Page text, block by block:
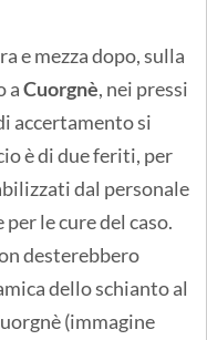
e mezza dopo, sulla
aCuorgnè, nei pressi
accertamento si
è di due feriti, per
dal personale
le cure del caso.
desterebbero
dello schianto al
(immagine